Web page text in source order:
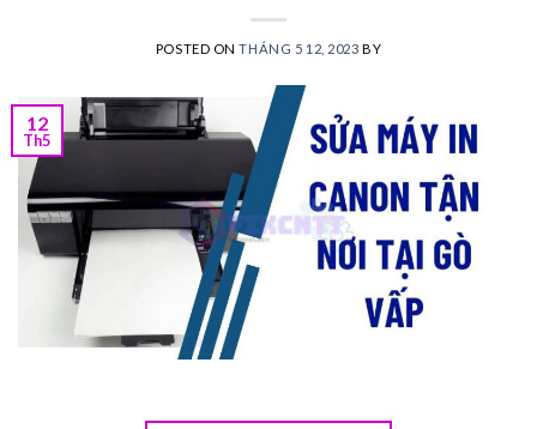
POSTED ONTHÁNG 5 12, 2023 BY
12
Th5